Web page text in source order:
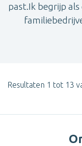
past.Ik begrijp
Resultaten 1 tot 13